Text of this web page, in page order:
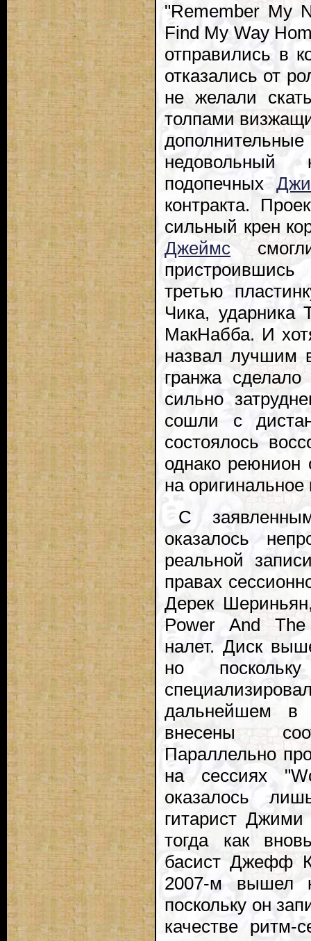
"Remember My
Find My Way
отправились в
отказались от
не желали
толпами
недовольный
подопечных
контракта.
сильный крен
Джеймс
третью
Чика,
МакНабба. И
назвал лучшим
гранжа
сильно
сошли с
состоялось
однако реюнион
на
С
оказалось
реальной
правах
Дерек
Power And The
налет. Диск
но
дальнейшем
внесены
Параллельно
на сессиях
оказалось
гитарист
тогда как
басист Джефф
2007-м вышел
поскольку он
качестве